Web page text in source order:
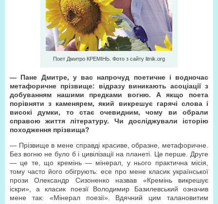
Поет Дмитро КРЕМІНЬ. Фото з сайту litnik.org
— Пане Дмитре, у вас напрочуд поетичне і водночас
метафоричне прізвище: відразу виникають асоціації з
добуванням нашими предками вогню. А якщо поета
порівняти з каменярем, який викрешує гарячі слова і
високі думки, то стає очевидним, чому ви обрали
справою життя літературу. Чи досліджували історію
походження прізвища?
— Прізвище в мене справді красиве, образне, метафоричне.
Без вогню не було б і цивілізації на планеті. Це перше. Друге
— це те, що кремінь — мінерал, у нього практична місія,
тому часто його обігрують: есе про мене класик української
прози Олександр Сизоненко назвав «Кремінь викрешує
іскри», а класик поезії Володимир Базилевський означив
мене так: «Мінерал поезії». Вдячний цим талановитим